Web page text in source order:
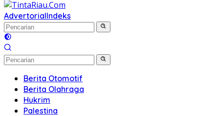
AdvertorialIndeks
Berita Otomotif
Berita Olahraga
Hukrim
Palestina